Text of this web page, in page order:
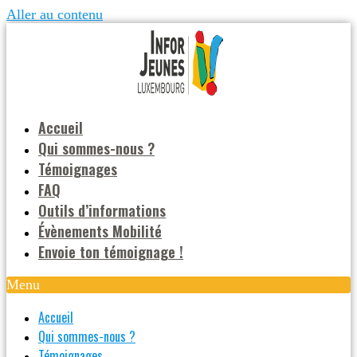
Aller au contenu
Accueil
Qui sommes-nous ?
Témoignages
FAQ
Outils d’informations
Évènements Mobilité
Envoie ton témoignage !
Menu
Accueil
Qui sommes-nous ?